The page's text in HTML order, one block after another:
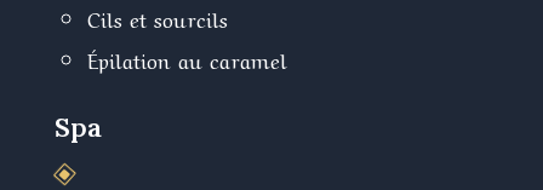
Cils et sourcils
Épilation au caramel
Spa
W